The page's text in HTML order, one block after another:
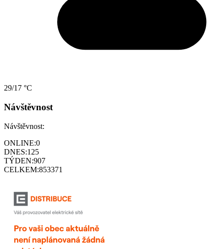
29/17 °C
Návštěvnost
Návštěvnost:
ONLINE:0
DNES:125
TÝDEN:907
CELKEM:853371